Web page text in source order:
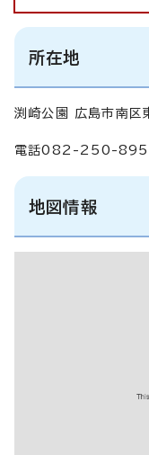
所在地
渕崎公園 広島市南
電話082-250-8956
地図情報